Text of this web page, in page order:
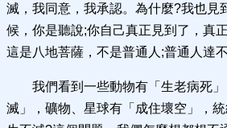
滅，我同意，我承認。為什麼?我也見
候，你是聽說;你自己真正見到了，真
這是八地菩薩，不是普通人;普通人達
我們看到一些動物有「生老病死
滅」，礦物、星球有「成住壞空」，